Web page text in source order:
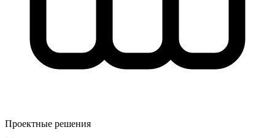
Проектные решения